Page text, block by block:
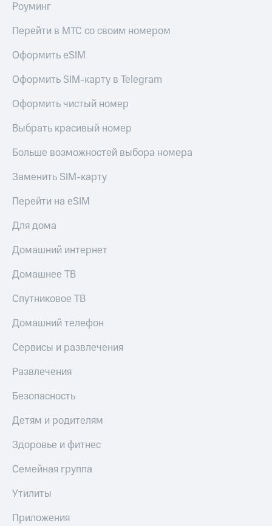
Роуминг
Перейти в МТС со своим номером
Оформить eSIM
Оформить SIM-карту в Telegram
Оформить чистый номер
Выбрать красивый номер
Больше возможностей выбора номера
Заменить SIM-карту
Перейти на eSIM
Для дома
Домашний интернет
Домашнее ТВ
Спутниковое ТВ
Домашний телефон
Сервисы и развлечения
Развлечения
Безопасность
Детям и родителям
Здоровье и фитнес
Семейная группа
Утилиты
Приложения